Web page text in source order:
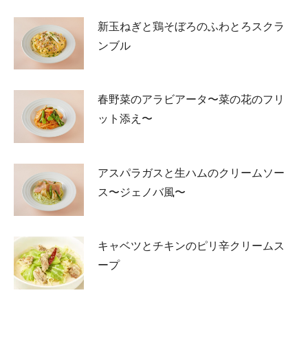
新玉ねぎと鶏そぼろのふわとろスクラ
ンブル
春野菜のアラビアータ〜菜の花のフリ
ット添え〜
アスパラガスと生ハムのクリームソー
ス〜ジェノバ風〜
キャベツとチキンのピリ辛クリームス
ープ